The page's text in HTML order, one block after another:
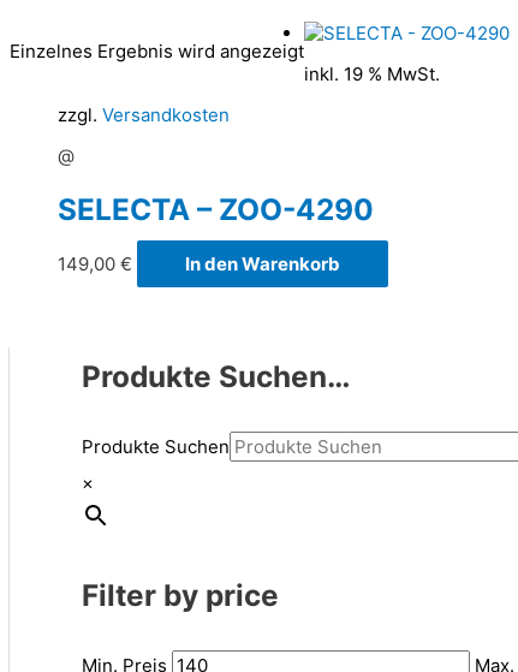
Einzelnes Ergebnis wird angezeigt
inkl. 19 % MwSt.
zzgl. Versandkosten
@
SELECTA – ZOO-4290
149,00 € In den Warenkorb
Produkte Suchen…
Produkte Suchen
×
Filter by price
Min. Preis
Max.